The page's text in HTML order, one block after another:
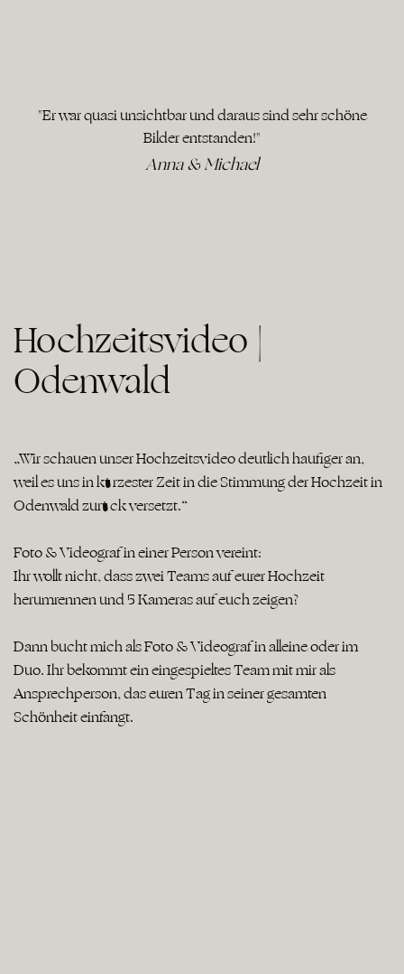
"Er war quasi unsichtbar und daraus sind sehr schöne
Bilder entstanden!"
Anna & Michael
Hochzeitsvideo |
Odenwald
„Wir schauen unser Hochzeitsvideo deutlich häufiger an,
weil es uns in kürzester Zeit in die Stimmung der Hochzeit in
Odenwald zurück versetzt.“
Foto & Videograf in einer Person vereint:
Ihr wollt nicht, dass zwei Teams auf eurer Hochzeit
herumrennen und 5 Kameras auf euch zeigen?
Dann bucht mich als Foto & Videograf in alleine oder im
Duo. Ihr bekommt ein eingespieltes Team mit mir als
Ansprechperson, das euren Tag in seiner gesamten
Schönheit einfängt.